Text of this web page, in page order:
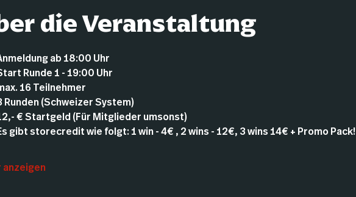
die Veranstaltung
ab 18:00 Uhr
Runde 1 - 19:00 Uhr
16 Teilnehmer
Runden (Schweizer System)
€ Startgeld (Für Mitglieder umsonst)
gibt storecredit wie folgt: 1 win - 4€ , 2 wins - 12€, 3 wins 14€ + Promo Pack!
anzeigen